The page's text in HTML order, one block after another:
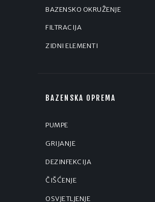
BAZENSKO OKRUŽENJE
FILTRACIJA
ZIDNI ELEMENTI
BAZENSKA OPREMA
PUMPE
GRIJANJE
DEZINFEKCIJA
ČIŠĆENJE
OSVJETLJENJE